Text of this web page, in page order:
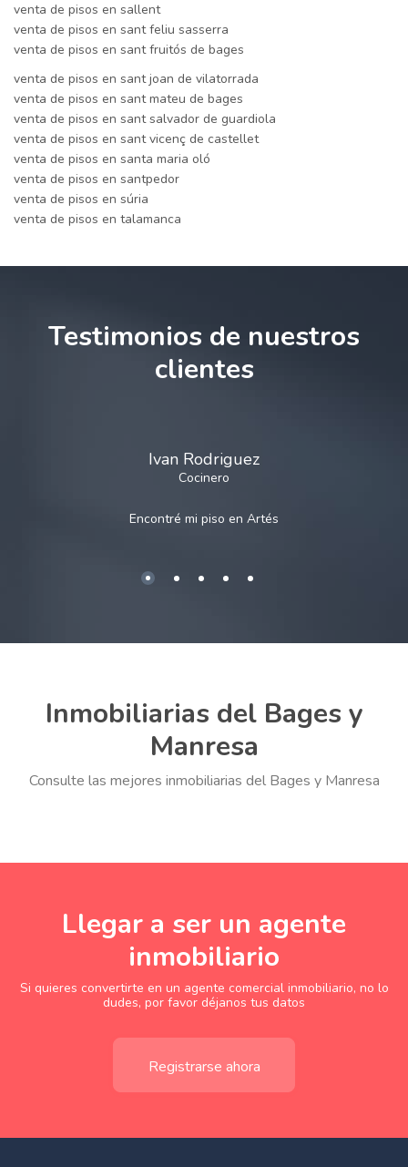
venta de pisos en sallent
venta de pisos en sant feliu sasserra
venta de pisos en sant fruitós de bages
venta de pisos en sant joan de vilatorrada
venta de pisos en sant mateu de bages
venta de pisos en sant salvador de guardiola
venta de pisos en sant vicenç de castellet
venta de pisos en santa maria oló
venta de pisos en santpedor
venta de pisos en súria
venta de pisos en talamanca
Testimonios de nuestros
clientes
Ivan Rodriguez
Cocinero
Encontré mi piso en Artés
Inmobiliarias del Bages y
Manresa
Consulte las mejores inmobiliarias del Bages y Manresa
Llegar a ser un agente
inmobiliario
Si quieres convertirte en un agente comercial inmobiliario, no lo
dudes, por favor déjanos tus datos
Registrarse ahora